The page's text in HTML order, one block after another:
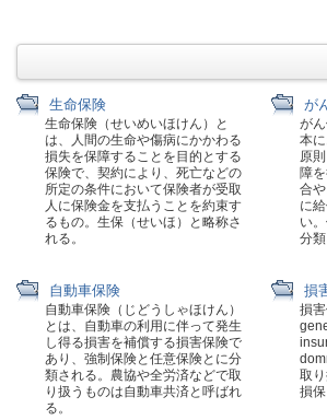
生命保険
生命保険（せいめいほけん）と
は、人間の生命や傷病にかかわる
損失を保障することを目的とする
保険で、契約により、死亡などの
所定の条件において保険者が受取
人に保険金を支払うことを約束す
るもの。生保（せいほ）と略称さ
れる。
が
が
本
原
障
合
に
い
分類
自動車保険
自動車保険（じどうしゃほけん）
とは、自動車の利用に伴って発生
し得る損害を補償する損害保険で
あり、強制保険と任意保険とに分
類される。農協や全労済などで取
り扱うものは自動車共済と呼ばれ
る。
損
損
取
損